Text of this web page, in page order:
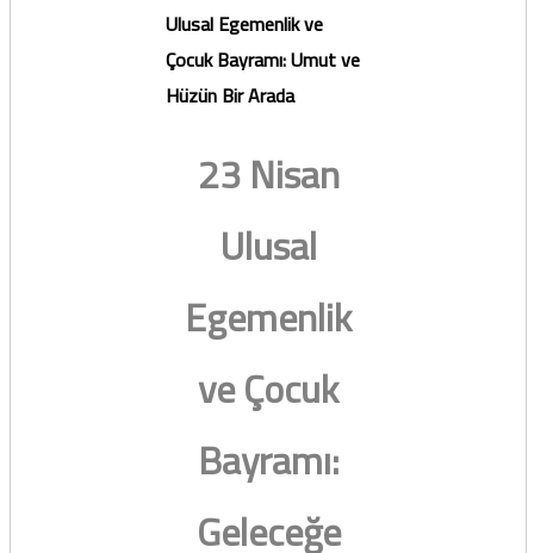
Ulusal Egemenlik ve
Çocuk Bayramı: Umut ve
Hüzün Bir Arada
23 Nisan
Ulusal
Egemenlik
ve Çocuk
Bayramı:
Geleceğe